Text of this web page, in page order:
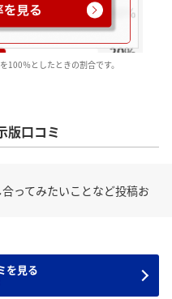
100％としたときの割合です。
版口コミ
ってみたいことなど投稿お
を見る